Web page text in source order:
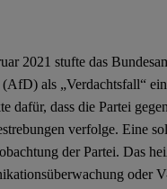
2021 stufte das
als „Verdachtsfall“
dafür, dass die Partei
verfolge. Eine
der Partei. Das
oder